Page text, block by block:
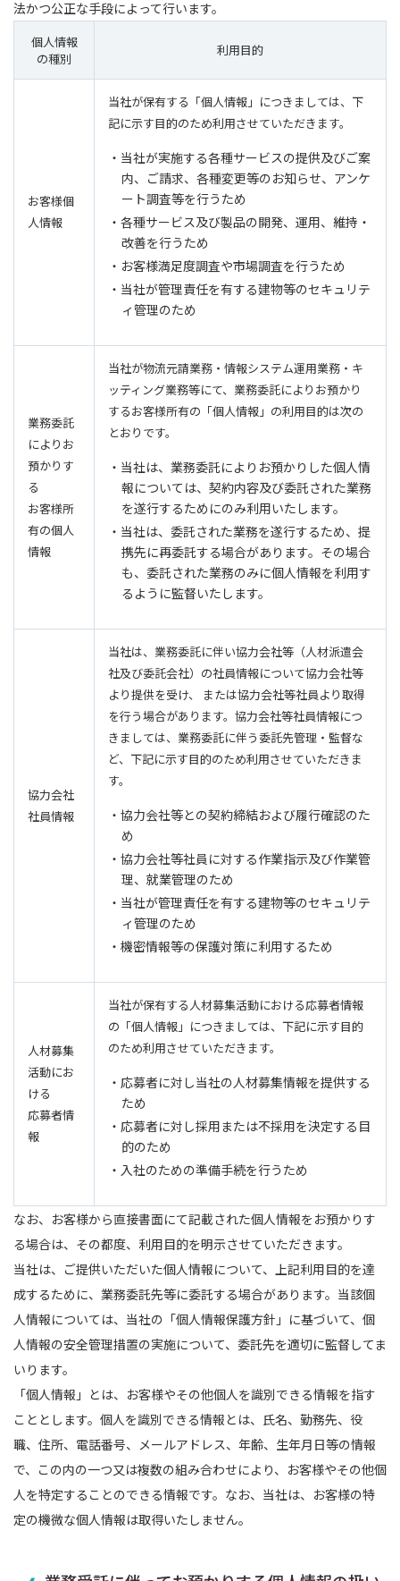
法かつ公正な手段によって行います。
個人情報
の種別
利用目的
お客様個
人情報
当社が保有する「個人情報」につきましては、下
記に示す目的のため利用させていただきます。
・当社が実施する各種サービスの提供及びご案
内、ご請求、各種変更等のお知らせ、アンケ
ート調査等を行うため
・各種サービス及び製品の開発、運用、維持・
改善を行うため
・お客様満足度調査や市場調査を行うため
・当社が管理責任を有する建物等のセキュリテ
ィ管理のため
業務委託
によりお
預かりす
る
お客様所
有の個人
情報
当社が物流元請業務・情報システム運用業務・キ
ッティング業務等にて、業務委託によりお預かり
するお客様所有の「個人情報」の利用目的は次の
とおりです。
・当社は、業務委託によりお預かりした個人情
報については、契約内容及び委託された業務
を遂行するためにのみ利用いたします。
・当社は、委託された業務を遂行するため、提
携先に再委託する場合があります。その場合
も、委託された業務のみに個人情報を利用す
るように監督いたします。
協力会社
社員情報
当社は、業務委託に伴い協力会社等（人材派遣会
社及び委託会社）の社員情報について協力会社等
より提供を受け、 または協力会社等社員より取得
を行う場合があります。協力会社等社員情報につ
きましては、業務委託に伴う委託先管理・監督な
ど、下記に示す目的のため利用させていただきま
す。
・協力会社等との契約締結および履行確認のた
め
・協力会社等社員に対する作業指示及び作業管
理、就業管理のため
・当社が管理責任を有する建物等のセキュリテ
ィ管理のため
・機密情報等の保護対策に利用するため
人材募集
活動にお
ける
応募者情
報
当社が保有する人材募集活動における応募者情報
の「個人情報」につきましては、下記に示す目的
のため利用させていただきます。
・応募者に対し当社の人材募集情報を提供する
ため
・応募者に対し採用または不採用を決定する目
的のため
・入社のための準備手続を行うため
なお、お客様から直接書面にて記載された個人情報をお預かりす
る場合は、その都度、利用目的を明示させていただきます。
当社は、ご提供いただいた個人情報について、上記利用目的を達
成するために、業務委託先等に委託する場合があります。当該個
人情報については、当社の「個人情報保護方針」に基づいて、個
人情報の安全管理措置の実施について、委託先を適切に監督してま
いります。
「個人情報」とは、お客様やその他個人を識別できる情報を指す
こととします。個人を識別できる情報とは、氏名、勤務先、役
職、住所、電話番号、メールアドレス、年齢、生年月日等の情報
で、この内の一つ又は複数の組み合わせにより、お客様やその他個
人を特定することのできる情報です。なお、当社は、お客様の特
定の機微な個人情報は取得いたしません。